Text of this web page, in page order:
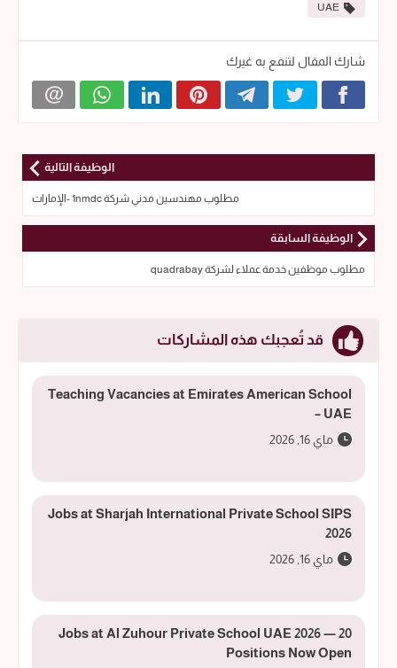
UAE
شارك المقال لتنفع به غيرك
الوظيفة التالية
مطلوب مهندسين مدني شركة 1nmdc -الإمارات
الوظيفة السابقة
مطلوب موظفين خدمة عملاء لشركة quadrabay
قد تُعجبك هذه المشاركات
Teaching Vacancies at Emirates American School
– UAE
ماي 16, 2026
Jobs at Sharjah International Private School SIPS
2026
ماي 16, 2026
Jobs at Al Zuhour Private School UAE 2026 — 20
Positions Now Open